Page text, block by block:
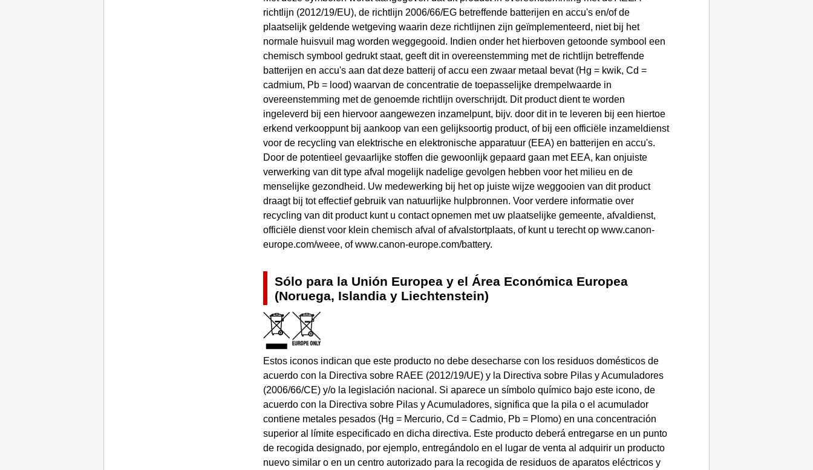
richtlijn (2012/19/EU), de richtlijn 2006/66/EG betreffende batterijen en accu's en/of de
plaatselijk geldende wetgeving waarin deze richtlijnen zijn geïmplementeerd, niet bij het
normale huisvuil mag worden weggegooid. Indien onder het hierboven getoonde symbool een
chemisch symbool gedrukt staat, geeft dit in overeenstemming met de richtlijn betreffende
batterijen en accu's aan dat deze batterij of accu een zwaar metaal bevat (Hg = kwik, Cd =
cadmium, Pb = lood) waarvan de concentratie de toepasselijke drempelwaarde in
overeenstemming met de genoemde richtlijn overschrijdt. Dit product dient te worden
ingeleverd bij een hiervoor aangewezen inzamelpunt, bijv. door dit in te leveren bij een hiertoe
erkend verkooppunt bij aankoop van een gelijksoortig product, of bij een officiële inzameldienst
voor de recycling van elektrische en elektronische apparatuur (EEA) en batterijen en accu's.
Door de potentieel gevaarlijke stoffen die gewoonlijk gepaard gaan met EEA, kan onjuiste
verwerking van dit type afval mogelijk nadelige gevolgen hebben voor het milieu en de
menselijke gezondheid. Uw medewerking bij het op juiste wijze weggooien van dit product
draagt bij tot effectief gebruik van natuurlijke hulpbronnen. Voor verdere informatie over
recycling van dit product kunt u contact opnemen met uw plaatselijke gemeente, afvaldienst,
officiële dienst voor klein chemisch afval of afvalstortplaats, of kunt u terecht op www.canon-
europe.com/weee, of www.canon-europe.com/battery.
Sólo para la Unión Europea y el Área Económica Europea
(Noruega, Islandia y Liechtenstein)
Estos iconos indican que este producto no debe desecharse con los residuos domésticos de
acuerdo con la Directiva sobre RAEE (2012/19/UE) y la Directiva sobre Pilas y Acumuladores
(2006/66/CE) y/o la legislación nacional. Si aparece un símbolo químico bajo este icono, de
acuerdo con la Directiva sobre Pilas y Acumuladores, significa que la pila o el acumulador
contiene metales pesados (Hg = Mercurio, Cd = Cadmio, Pb = Plomo) en una concentración
superior al límite especificado en dicha directiva. Este producto deberá entregarse en un punto
de recogida designado, por ejemplo, entregándolo en el lugar de venta al adquirir un producto
nuevo similar o en un centro autorizado para la recogida de residuos de aparatos eléctricos y